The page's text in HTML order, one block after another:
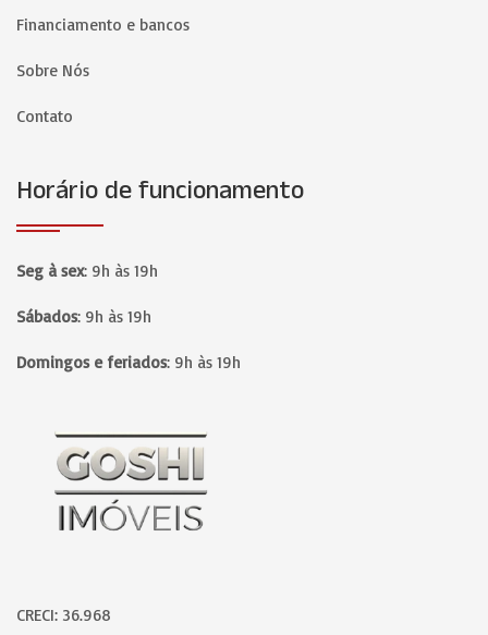
Financiamento e bancos
Sobre Nós
Contato
Horário de funcionamento
Seg à sex: 9h às 19h
Sábados: 9h às 19h
Domingos e feriados: 9h às 19h
Página inicial
CRECI: 36.968